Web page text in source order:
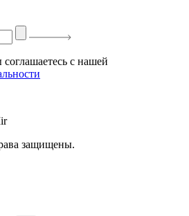
с нашей
защищены.